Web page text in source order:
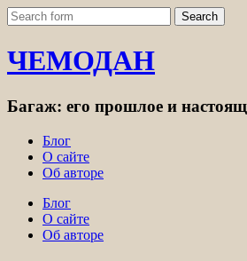
ЧЕМОДАН
Багаж: его прошлое и
Блог
О сайте
Об авторе
Блог
О сайте
Об авторе